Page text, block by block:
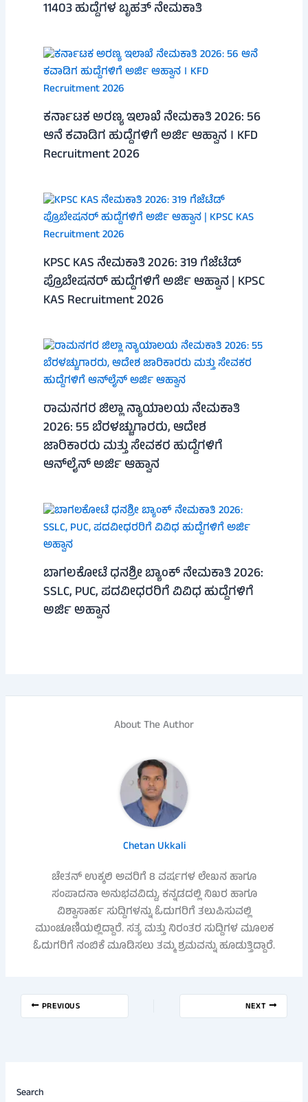
11403 ಹುದ್ದೆಗಳ ಬೃಹತ್ ನೇಮಕಾತಿ
ಕರ್ನಾಟಕ ಅರಣ್ಯ ಇಲಾಖೆ ನೇಮಕಾತಿ 2026: 56
ಆನೆ ಕವಾಡಿಗ ಹುದ್ದೆಗಳಿಗೆ ಅರ್ಜಿ ಆಹ್ವಾನ । KFD
Recruitment 2026
KPSC KAS ನೇಮಕಾತಿ 2026: 319 ಗೆಜೆಟೆಡ್
ಪ್ರೊಬೇಷನರ್ ಹುದ್ದೆಗಳಿಗೆ ಅರ್ಜಿ ಆಹ್ವಾನ | KPSC
KAS Recruitment 2026
ರಾಮನಗರ ಜಿಲ್ಲಾ ನ್ಯಾಯಾಲಯ ನೇಮಕಾತಿ
2026: 55 ಬೆರಳಚ್ಚುಗಾರರು, ಆದೇಶ
ಜಾರಿಕಾರರು ಮತ್ತು ಸೇವಕರ ಹುದ್ದೆಗಳಿಗೆ
ಆನ್‌ಲೈನ್ ಅರ್ಜಿ ಆಹ್ವಾನ
ಬಾಗಲಕೋಟೆ ಧನಶ್ರೀ ಬ್ಯಾಂಕ್ ನೇಮಕಾತಿ 2026:
SSLC, PUC, ಪದವೀಧರರಿಗೆ ವಿವಿಧ ಹುದ್ದೆಗಳಿಗೆ
ಅರ್ಜಿ ಅಹ್ವಾನ
About The Author
Chetan Ukkali
ಚೇತನ್ ಉಕ್ಕಲಿ ಅವರಿಗೆ 8 ವರ್ಷಗಳ ಲೇಖನ ಹಾಗೂ
ಸಂಪಾದನಾ ಅನುಭವವಿದ್ದು, ಕನ್ನಡದಲ್ಲಿ ನಿಖರ ಹಾಗೂ
ವಿಶ್ವಾಸಾರ್ಹ ಸುದ್ದಿಗಳನ್ನು ಓದುಗರಿಗೆ ತಲುಪಿಸುವಲ್ಲಿ
ಮುಂಚೂಣಿಯಲ್ಲಿದ್ದಾರೆ. ಸತ್ಯ ಮತ್ತು ನಿರಂತರ ಸುದ್ದಿಗಳ ಮೂಲಕ
ಓದುಗರಿಗೆ ನಂಬಿಕೆ ಮೂಡಿಸಲು ತಮ್ಮ ಶ್ರಮವನ್ನು ಹೂಡುತ್ತಿದ್ದಾರೆ.
PREVIOUS NEXT
Search